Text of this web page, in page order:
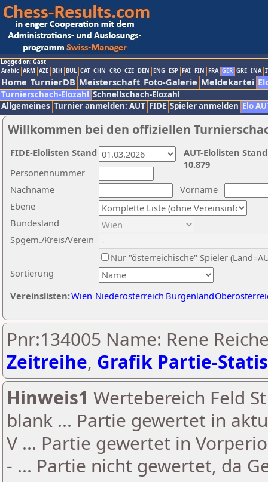
Logged on: Gast
Arabic ARM AZE BIH BUL CAT CHN CRO CZE DEN ENG ESP FAI FIN FRA GER GRE INA
Home TurnierDB Meisterschaft Foto-Galerie Meldekartei
Turnierschach-Elozahl Schnellschach-Elozahl
Allgemeines Turnier anmelden: AUT FIDE Spieler anmelden Elo
Willkommen bei den offiziellen
Nachname
Vorname
Ebene
Sortierung
Personennummer
Bundesland
Spgem./Kreis/Verein
Nur "österreichische" Spieler
Vereinslisten:Wien Niederösterreich Burgenland
AUT-Elolisten
10.879
FIDE-Elolisten Stand
Pnr:134005 Name: Rene
Zeitreihe, Grafik Partie-
Hinweis1 Wertebereich Feld
blank ... Partie gewertet in
V ... Partie gewertet in
- ... Partie nicht gewertet, da